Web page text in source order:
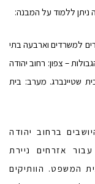
ניתן ללמוד על המבנה:
בניין בן שלוש קומות. בכל קומה 23 חדרים למשרדים וארבעה בתי
– צפון: רחוב יהודה
פסי הרכבת. מזרח: מגרש מספר 16, בית שטיינברג. מערב: בית
ברחוב יהודה
אזרחים ניירת
המשפט. הוותיקים